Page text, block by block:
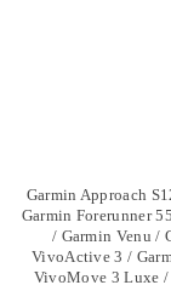
Garmin Approach
Garmin Forerunner
/ Garmin Venu /
VivoActive 3 /
VivoMove 3 Luxe